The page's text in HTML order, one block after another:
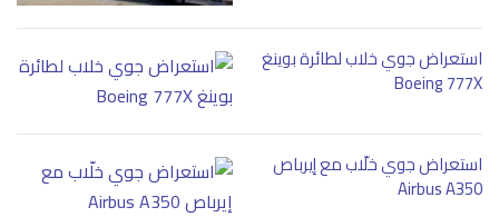
استعراض جوي خلاب لطائرة بوينغ
Boeing 777X
استعراض جوي خلّاب مع إيرباص
Airbus A350